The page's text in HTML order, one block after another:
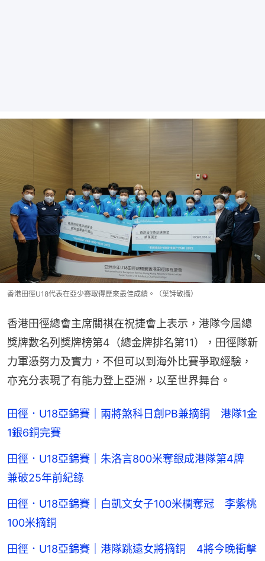
香港田徑U18代表在亞少賽取得歷來最佳成績。（葉詩敏攝）
香港田徑總會主席關祺在祝捷會上表示，港隊今屆總
獎牌數名列獎牌榜第4（總金牌排名第11），田徑隊新
力軍憑努力及實力，不但可以到海外比賽爭取經驗，
亦充分表現了有能力登上亞洲，以至世界舞台。
田徑．U18亞錦賽｜兩將煞科日創PB兼摘銅 港隊1金
1銀6銅完賽
田徑．U18亞錦賽｜朱洛言800米奪銀成港隊第4牌
兼破25年前紀錄
田徑．U18亞錦賽｜白凱文女子100米欄奪冠 李紫桃
100米摘銅
田徑．U18亞錦賽｜港隊跳遠女將摘銅 4將今晚衝擊